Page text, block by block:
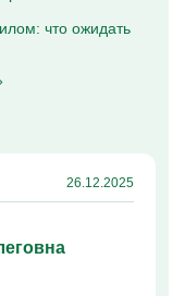
что ожидать
26.12.2025